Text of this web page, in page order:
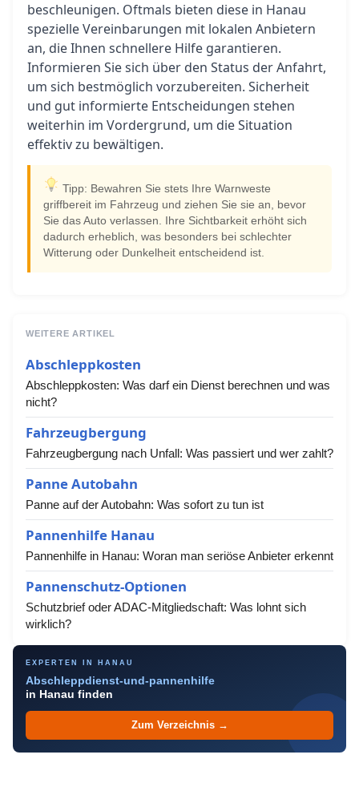
beschleunigen. Oftmals bieten diese in Hanau
spezielle Vereinbarungen mit lokalen Anbietern
an, die Ihnen schnellere Hilfe garantieren.
Informieren Sie sich über den Status der Anfahrt,
um sich bestmöglich vorzubereiten. Sicherheit
und gut informierte Entscheidungen stehen
weiterhin im Vordergrund, um die Situation
effektiv zu bewältigen.
Tipp: Bewahren Sie stets Ihre Warnweste
griffbereit im Fahrzeug und ziehen Sie sie an, bevor
Sie das Auto verlassen. Ihre Sichtbarkeit erhöht sich
dadurch erheblich, was besonders bei schlechter
Witterung oder Dunkelheit entscheidend ist.
WEITERE ARTIKEL
Abschleppkosten
Abschleppkosten: Was darf ein Dienst berechnen und was
nicht?
Fahrzeugbergung
Fahrzeugbergung nach Unfall: Was passiert und wer zahlt?
Panne Autobahn
Panne auf der Autobahn: Was sofort zu tun ist
Pannenhilfe Hanau
Pannenhilfe in Hanau: Woran man seriöse Anbieter erkennt
Pannenschutz-Optionen
Schutzbrief oder ADAC-Mitgliedschaft: Was lohnt sich
wirklich?
EXPERTEN IN HANAU
Abschleppdienst-und-pannenhilfe
in Hanau finden
Zum Verzeichnis →